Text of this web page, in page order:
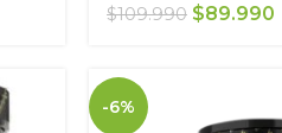
$109.990 El
$109.990.
$89.990
-6%